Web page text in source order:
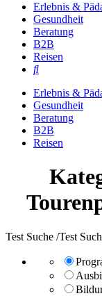
Erlebnis &
Gesundheit
Beratung
B2B
Reisen
Erlebnis &
Gesundheit
Beratung
B2B
Reisen
Test Suche /Test